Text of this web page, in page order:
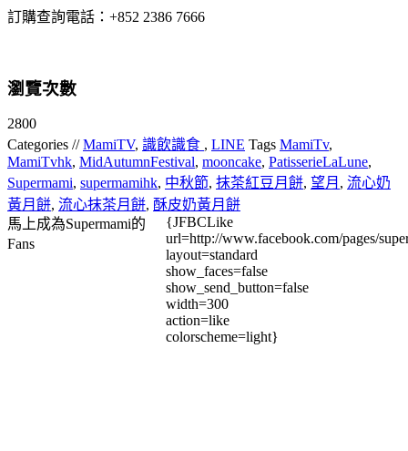
訂購查詢電話：+852 2386 7666
瀏覽次數
2800
Categories //MamiTV, 識飲識食 , LINE Tags MamiTv,
MamiTvhk, MidAutumnFestival, mooncake, PatisserieLaLune,
Supermami, supermamihk, 中秋節, 抹茶紅豆月餅, 望月 , 流心奶
黃月餅, 流心抹茶月餅, 酥皮奶黃月餅
馬上成為Supermami的
Fans
{JFBCLike
url=http://www.facebook.com/pages/
layout=standard
show_faces=false
show_send_button=false
width=300
action=like
colorscheme=light}